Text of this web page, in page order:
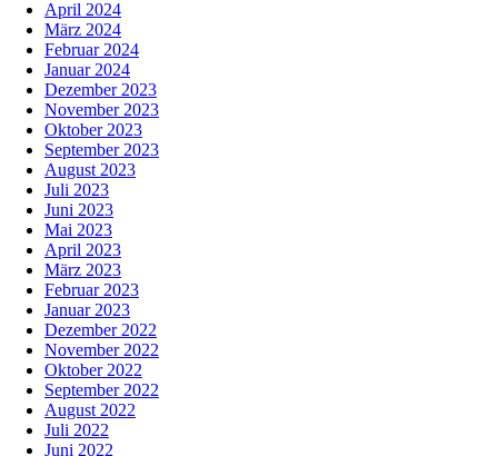
April 2024
März 2024
Februar 2024
Januar 2024
Dezember 2023
November 2023
Oktober 2023
September 2023
August 2023
Juli 2023
Juni 2023
Mai 2023
April 2023
März 2023
Februar 2023
Januar 2023
Dezember 2022
November 2022
Oktober 2022
September 2022
August 2022
Juli 2022
Juni 2022